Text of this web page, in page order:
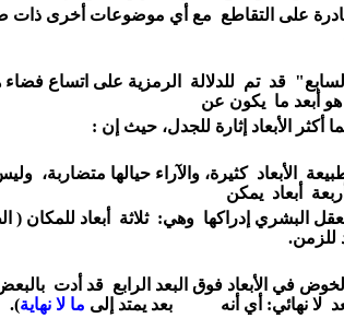
على التقاطع مع أي موضوعات أخرى ذات
السابع" قد تم للدلالة الرمزية على اتساع فضاء
أبعد ما يكون عن
أكثر الأبعاد إثارة للجدل، حيث إن :
الأبعاد كثيرة، والآراء حيالها متضاربة،
أربعة أبعاد يمكن
البشري إدراكها وهي:ثلاثة أبعاد للمكان (
للزمن.
في الأبعاد فوق البعد الرابع قد أدت
لا نهائي: أي أنه بعد يمتد إلى ما لا نهاية).